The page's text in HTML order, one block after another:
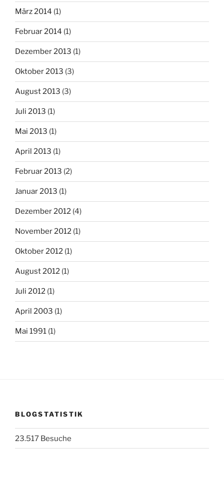
März 2014 (1)
Februar 2014 (1)
Dezember 2013 (1)
Oktober 2013 (3)
August 2013 (3)
Juli 2013 (1)
Mai 2013 (1)
April 2013 (1)
Februar 2013 (2)
Januar 2013 (1)
Dezember 2012 (4)
November 2012 (1)
Oktober 2012 (1)
August 2012 (1)
Juli 2012 (1)
April 2003 (1)
Mai 1991 (1)
BLOGSTATISTIK
23.517 Besuche